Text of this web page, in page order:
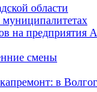
области
на предприятия
смены
в